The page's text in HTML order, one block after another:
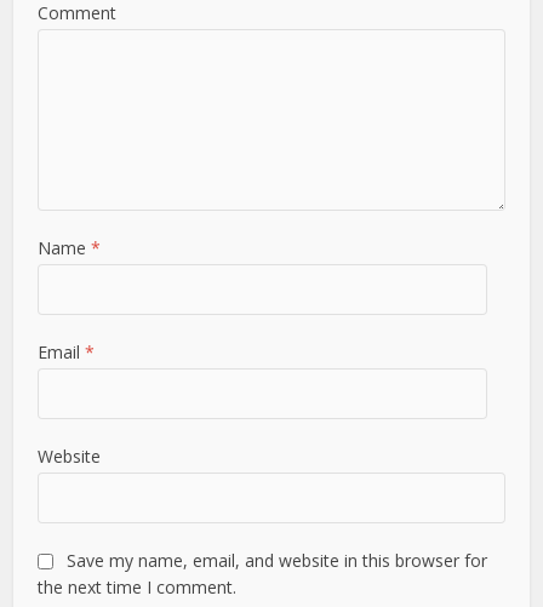
Comment
Name*
Email*
Website
Save my name, email, and website in this browser for
the next time I comment.